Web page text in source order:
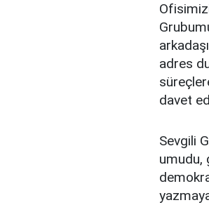
adres
davet
Sevgili
umudu,